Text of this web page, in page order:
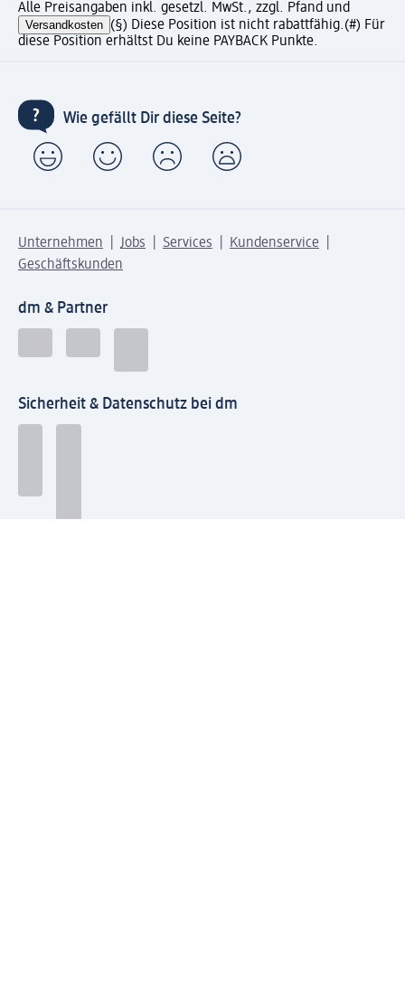
Alle Preisangaben inkl. gesetzl. MwSt., zzgl. Pfand und
Versandkosten (§) Diese Position ist nicht rabattfähig.(#) Für
diese Position erhältst Du keine PAYBACK Punkte.
Wie gefällt Dir diese Seite?
Unternehmen Jobs Services
Kundenservice
Geschäftskunden
dm & Partner
Sicherheit & Datenschutz bei dm